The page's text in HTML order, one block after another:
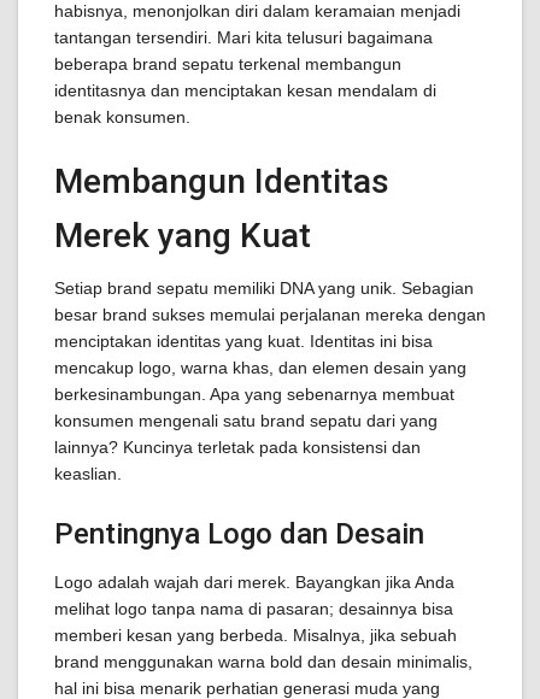
habisnya, menonjolkan diri dalam keramaian menjadi
tantangan tersendiri. Mari kita telusuri bagaimana
beberapa brand sepatu terkenal membangun
identitasnya dan menciptakan kesan mendalam di
benak konsumen.
Membangun Identitas
Merek yang Kuat
Setiap brand sepatu memiliki DNA yang unik. Sebagian
besar brand sukses memulai perjalanan mereka dengan
menciptakan identitas yang kuat. Identitas ini bisa
mencakup logo, warna khas, dan elemen desain yang
berkesinambungan. Apa yang sebenarnya membuat
konsumen mengenali satu brand sepatu dari yang
lainnya? Kuncinya terletak pada konsistensi dan
keaslian.
Pentingnya Logo dan Desain
Logo adalah wajah dari merek. Bayangkan jika Anda
melihat logo tanpa nama di pasaran; desainnya bisa
memberi kesan yang berbeda. Misalnya, jika sebuah
brand menggunakan warna bold dan desain minimalis,
hal ini bisa menarik perhatian generasi muda yang